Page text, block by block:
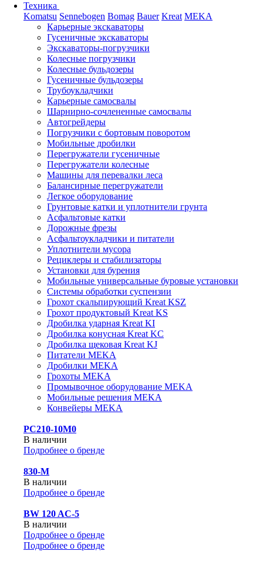
Техника
Komatsu Sennebogen Bomag Bauer Kreat MEKA
Карьерные экскаваторы
Гусеничные экскаваторы
Экскаваторы-погрузчики
Колесные погрузчики
Колесные бульдозеры
Гусеничные бульдозеры
Трубоукладчики
Карьерные самосвалы
Шарнирно-сочлененные cамосвалы
Автогрейдеры
Погрузчики с бортовым поворотом
Мобильные дробилки
Перегружатели гусеничные
Перегружатели колесные
Машины для перевалки леса
Балансирные перегружатели
Легкое оборудование
Грунтовые катки и уплотнители грунта
Асфальтовые катки
Дорожные фрезы
Асфальтоукладчики и питатели
Уплотнители мусора
Рециклеры и стабилизаторы
Установки для бурения
Мобильные универсальные буровые установки
Системы обработки суспензии
Грохот скальпирующий Kreat KSZ
Грохот продуктовый Kreat KS
Дробилка ударная Kreat KI
Дробилка конусная Kreat KC
Дробилка щековая Kreat KJ
Питатели MEKA
Дробилки MEKA
Грохоты MEKA
Промывочное оборудование MEKA
Мобильные решения MEKA
Конвейеры MEKA
PC210-10M0
В наличии
Подробнее о бренде
830-М
В наличии
Подробнее о бренде
BW 120 AC-5
В наличии
Подробнее о бренде
Подробнее о бренде